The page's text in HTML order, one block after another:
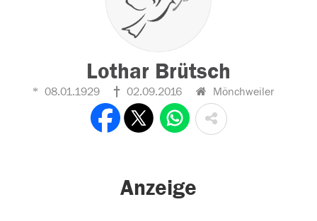
Lothar Brütsch
08.01.1929 02.09.2016 Mönchweiler
Anzeige